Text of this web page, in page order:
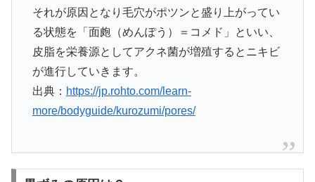
それが原因となり毛穴がポツンと盛り上がってい
る状態を「面皰（めんぽう）＝コメド」といい、
皮脂を栄養源としてアクネ菌が増殖するとニキビ
が進行していきます。
出典： https://jp.rohto.com/learn-
more/bodyguide/kurozumi/pores/